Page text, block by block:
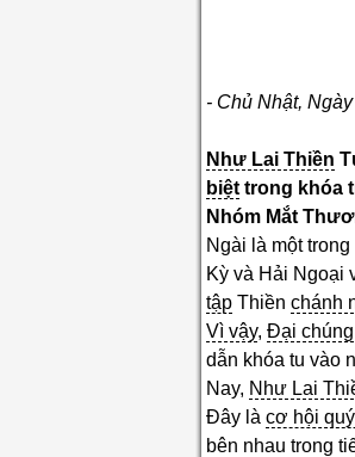
- Chủ Nhật,
Như Lai Thiền
biệt trong khóa
Nhóm Mắt
Ngài là một
Kỳ và Hải Ngoại
tập Thiền chánh
Vì vậy, Đại chúng
dẫn khóa tu vào
Nay, Như Lai
Đây là cơ hội
bên nhau trong